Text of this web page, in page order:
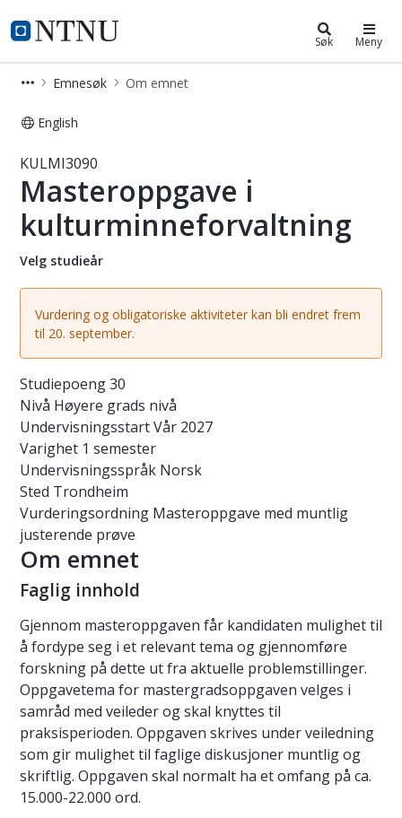
NTNU Hjemmeside
Studier Søk Meny
Emnesøk Om emnet
English
Emne - Masteroppgave i
KULMI3090
Masteroppgave i
kulturminneforvaltning
Velg studieår
Vurdering og obligatoriske aktiviteter kan bli endret frem
til 20. september.
Studiepoeng30
Nivå Høyere grads nivå
UndervisningsstartVår 2027
Varighet 1 semester
Undervisningsspråk Norsk
Sted Trondheim
Vurderingsordning Masteroppgave med muntlig
justerende prøve
Om emnet
Faglig innhold
Gjennom masteroppgaven får kandidaten mulighet til
å fordype seg i et relevant tema og gjennomføre
forskning på dette ut fra aktuelle problemstillinger.
Oppgavetema for mastergradsoppgaven velges i
samråd med veileder og skal knyttes til
praksisperioden. Oppgaven skrives under veiledning
som gir mulighet til faglige diskusjoner muntlig og
skriftlig. Oppgaven skal normalt ha et omfang på ca.
15.000-22.000 ord.